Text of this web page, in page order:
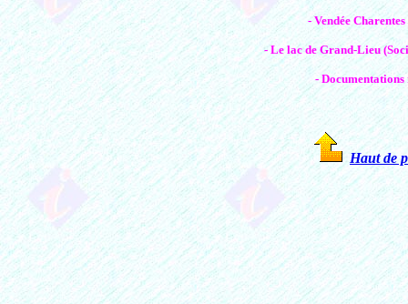
- Vendée
- Le lac de Grand-Lieu
-
Haut de